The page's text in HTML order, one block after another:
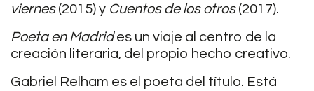
viernes(2015) y Cuentos de los otros(2017).
Poeta en Madrides un viaje al centro de la
creación literaria, del propio hecho creativo.
Gabriel Relham es el poeta del título. Está